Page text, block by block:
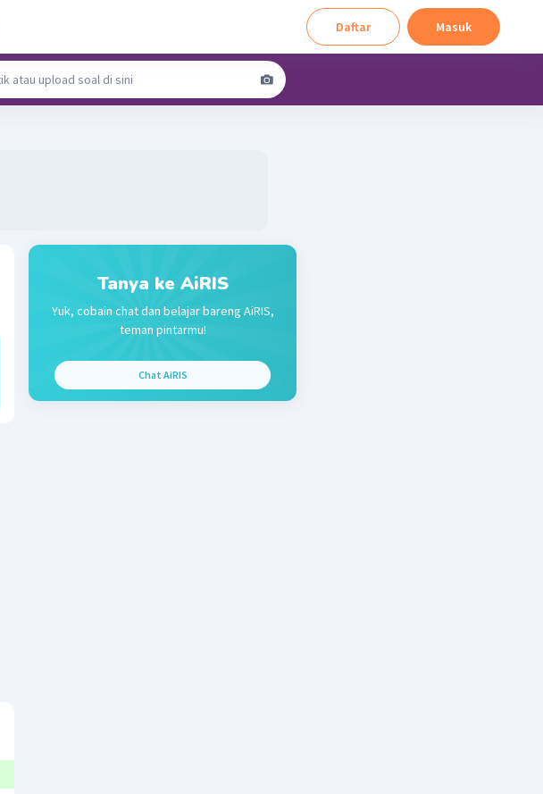
Daftar Masuk
Tanya ke AiRIS
Yuk, cobain chat dan belajar bareng AiRIS,
teman pintarmu!
Chat AiRIS